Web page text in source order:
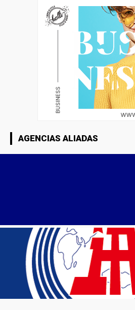
AGENCIAS ALIADAS